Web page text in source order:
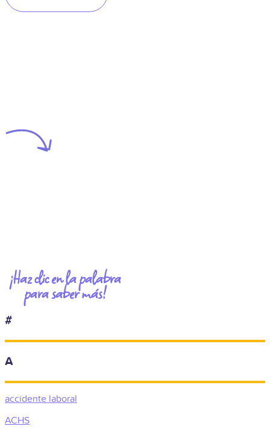
¡Haz clic en la palabra
para saber más!
#
A
accidente laboral
ACHS